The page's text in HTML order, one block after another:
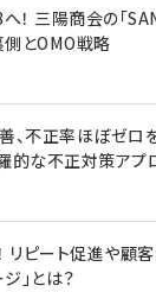
三陽商会の「
側とOMO戦略
不正率ほぼゼロ
的な不正対策アプ
リピート促進や顧
」とは？